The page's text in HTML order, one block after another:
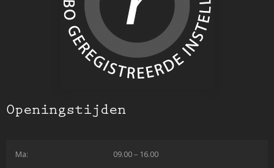
Openingstijden
Ma: 09.00 – 16.00